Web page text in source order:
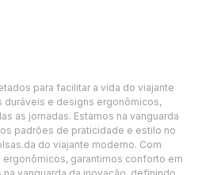
para facilitar a vida do viajante
duráveis e designs ergonômicos,
as jornadas. Estamos na vanguarda
padrões de praticidade e estilo no
do viajante moderno. Com
garantimos conforto em